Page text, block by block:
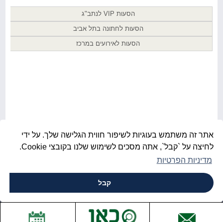
אתר זה משתמש בעוגיות לשיפור חווית הגלישה שלך. על ידי
לחיצה על `קבל`, אתה מסכים לשימוש שלנו בקובצי Cookie.
מדיניות הפרטיות
קבל
הסעות VIP לנתב"ג
הסעות לחתונה בתל אביב
הסעות לאירועים במרכז